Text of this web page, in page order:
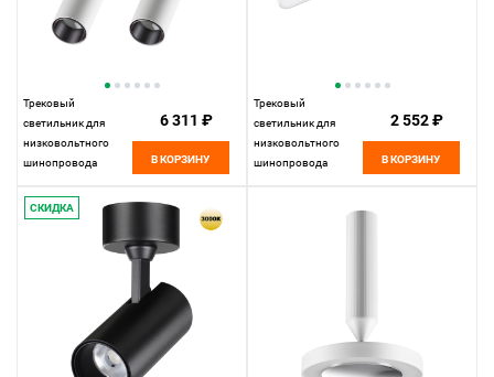
Трековый
светильник для
низковольтного
шинопровода
14W*3000 К,
Novotech Shino Smal,
6 311 ₽
В КОРЗИНУ
Трековый
светильник для
низковольтного
шинопровода
2 552 ₽
В КОРЗИНУ
СКИДКА